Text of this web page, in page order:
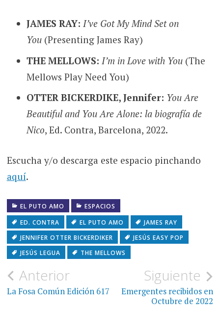
JAMES RAY: I’ve Got My Mind Set on
You (Presenting James Ray)
THE MELLOWS: I’m in Love with You(The
Mellows Play Need You)
OTTER BICKERDIKE, Jennifer: You Are
Beautiful and You Are Alone: la biografía de
Nico, Ed. Contra, Barcelona, 2022.
Escucha y/o descarga este espacio pinchando
aquí.
EL PUTO AMO
ESPACIOS
ED. CONTRA
EL PUTO AMO
JAMES RAY
JENNIFER OTTER BICKERDIKER
JESÚS EASY POP
JESÚS LEGUA
THE MELLOWS
Navegación
de
Anterior
La Fosa Común Edición 617
Siguiente
Emergentes recibidos en
Octubre de 2022